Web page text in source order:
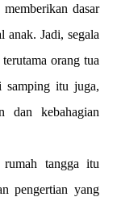
dasar
anak. Jadi, segala
orang tua
itu juga,
dan kebahagian
rumah tangga itu
pengertian yang